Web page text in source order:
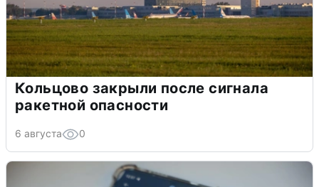
Кольцово закрыли после сигнала
ракетной опасности
6 августа 0